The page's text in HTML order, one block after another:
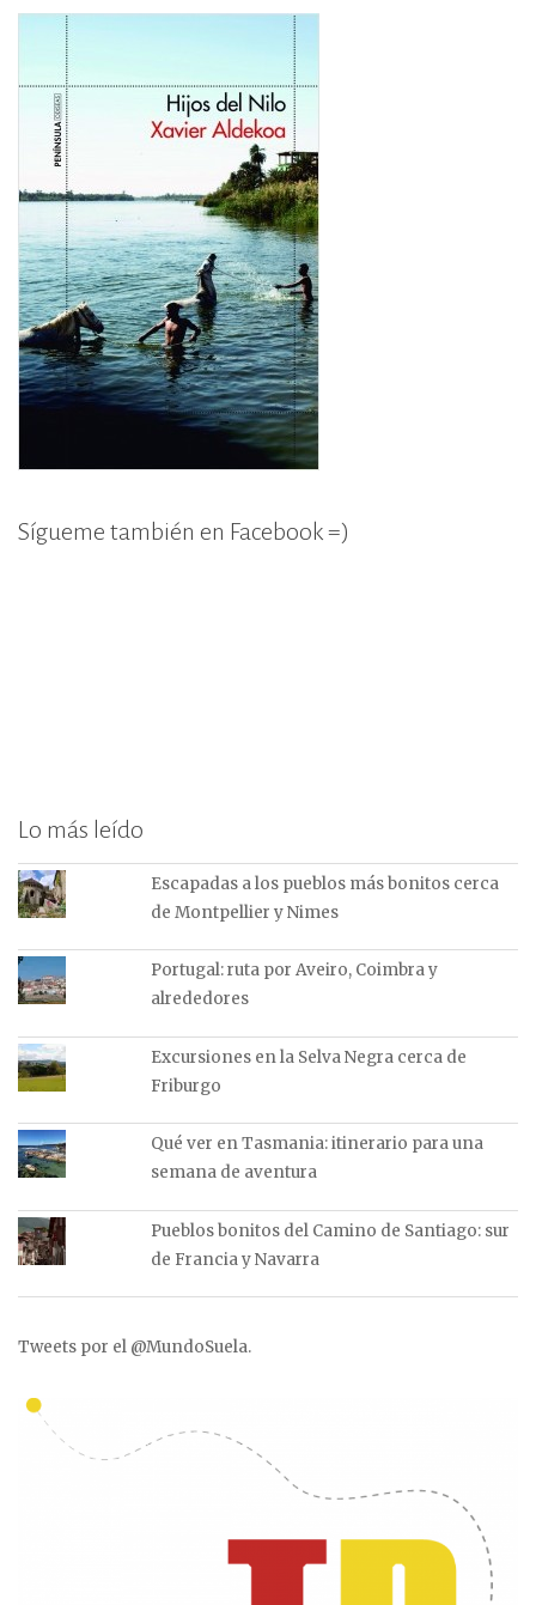
Sígueme también en Facebook =)
Lo más leído
Escapadas a los pueblos más bonitos cerca
de Montpellier y Nimes
Portugal: ruta por Aveiro, Coimbra y
alrededores
Excursiones en la Selva Negra cerca de
Friburgo
Qué ver en Tasmania: itinerario para una
semana de aventura
Pueblos bonitos del Camino de Santiago: sur
de Francia y Navarra
Tweets por el @MundoSuela.